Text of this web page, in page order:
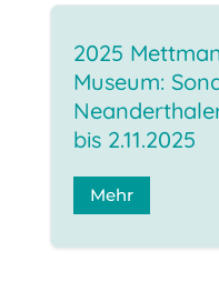
2025
Museum:
bis 2.11.2025
Mehr